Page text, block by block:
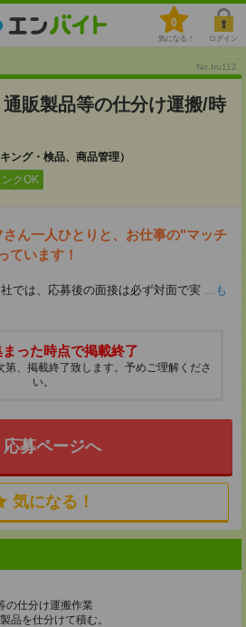
0
気になる！ ログイン
No.Iru112
販製品等の仕分け運搬/時
ング・検品、商品管理）
ンクOK
さん一人ひとりと、お仕事の"マッチ
ています！
では、応募後の面接は必ず対面で実 ...も
った時点で掲載終了
第、掲載終了致します。予めご理解くださ
い。
応募ページへ
気になる！
の仕分け運搬作業
品を仕分けて積む。